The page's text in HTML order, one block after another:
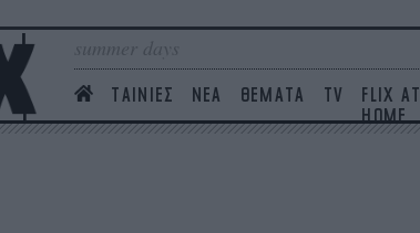
summer days
ΤΑΙΝΙΕΣ ΝΕΑ ΘΕΜΑΤΑ TV
FLIX AT
HOME